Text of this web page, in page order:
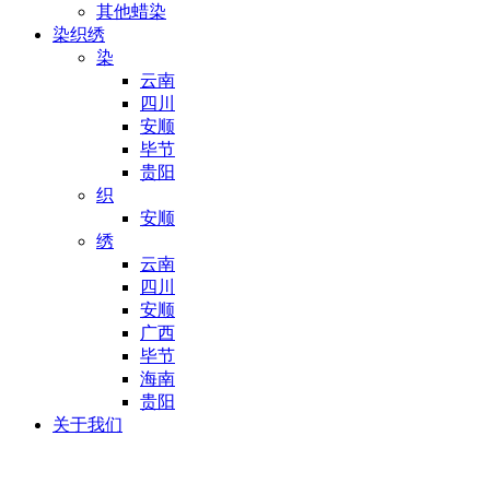
其他蜡染
染织绣
染
云南
四川
安顺
毕节
贵阳
织
安顺
绣
云南
四川
安顺
广西
毕节
海南
贵阳
关于我们